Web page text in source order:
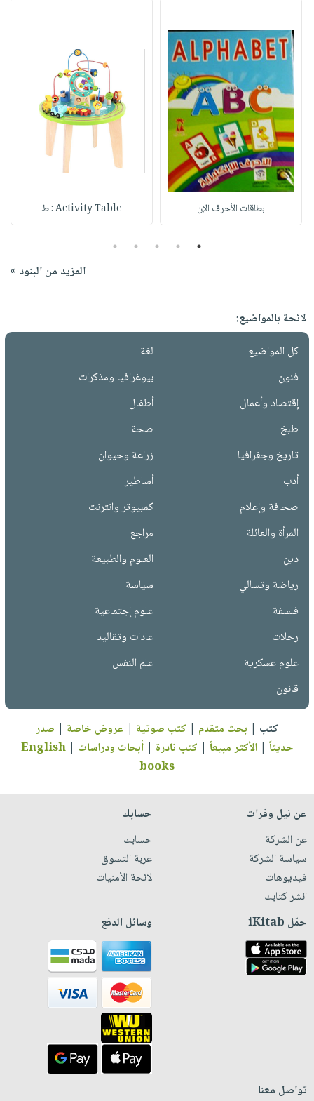
بطاقات الأحرف الإن Activity Table : ط
1
2
3
4
5
المزيد من البنود »
لائحة بالمواضيع:
كل المواضيع
لغة
فنون
بيوغرافيا ومذكرات
إقتصاد وأعمال
أطفال
طبخ
صحة
تاريخ وجغرافيا
زراعة وحيوان
أدب
أساطير
صحافة وإعلام
كمبيوتر وانترنت
المرأة والعائلة
مراجع
دين
العلوم والطبيعة
رياضة وتسالي
سياسة
فلسفة
علوم إجتماعية
رحلات
عادات وتقاليد
علوم عسكرية
علم النفس
قانون
كتب | بحث متقدم | كتب صوتية | عروض خاصة | صدر
حديثاً |الأكثر مبيعاً | كتب نادرة |أبحاث ودراسات |
English
books
عن نيل وفرات
عن الشركة
سياسة الشركة
فيديوهات
انشر كتابك
حسابك
حسابك
عربة التسوق
لائحة الأمنيات
حمّل iKitab وسائل الدفع
تواصل معنا